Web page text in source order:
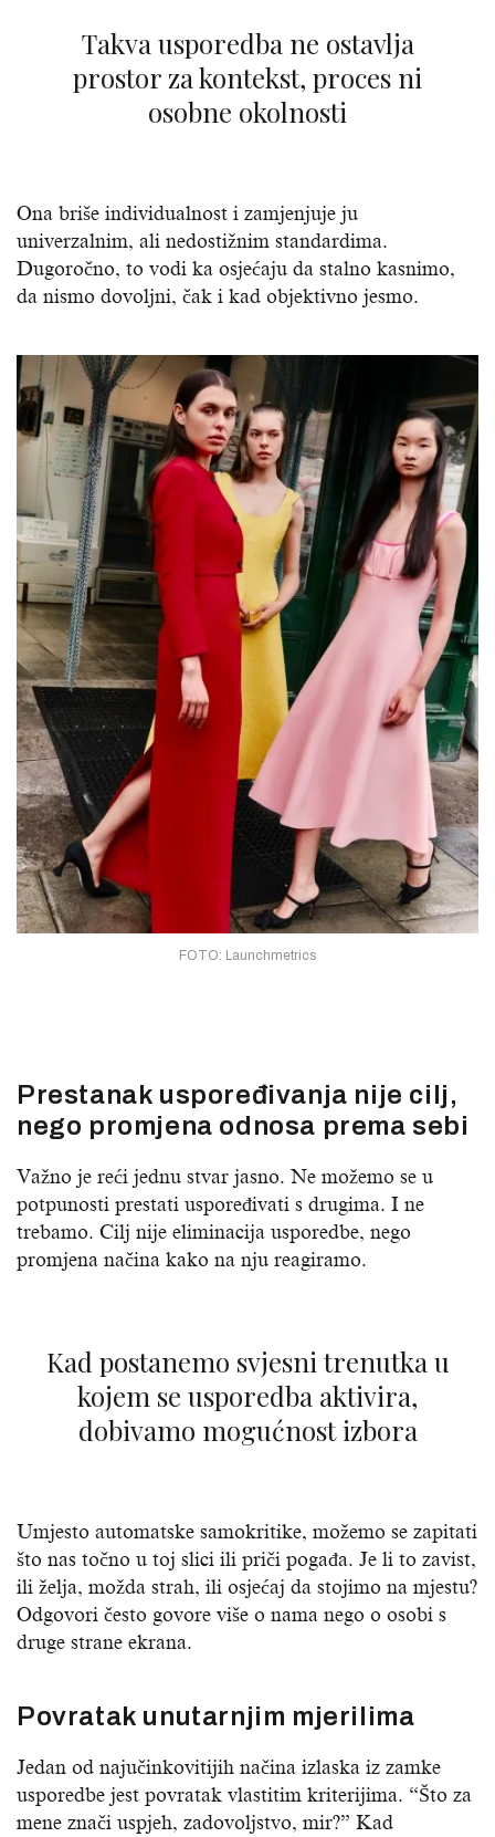
Takva usporedba ne ostavlja
prostor za kontekst, proces ni
osobne okolnosti
Ona briše individualnost i zamjenjuje ju
univerzalnim, ali nedostižnim standardima.
Dugoročno, to vodi ka osjećaju da stalno kasnimo,
da nismo dovoljni, čak i kad objektivno jesmo.
FOTO: Launchmetrics
Prestanak uspoređivanja nije cilj,
nego promjena odnosa prema sebi
Važno je reći jednu stvar jasno. Ne možemo se u
potpunosti prestati uspoređivati s drugima. I ne
trebamo. Cilj nije eliminacija usporedbe, nego
promjena načina kako na nju reagiramo.
Kad postanemo svjesni trenutka u
kojem se usporedba aktivira,
dobivamo mogućnost izbora
Umjesto automatske samokritike, možemo se zapitati
što nas točno u toj slici ili priči pogađa. Je li to zavist,
ili želja, možda strah, ili osjećaj da stojimo na mjestu?
Odgovori često govore više o nama nego o osobi s
druge strane ekrana.
Povratak unutarnjim mjerilima
Jedan od najučinkovitijih načina izlaska iz zamke
usporedbe jest povratak vlastitim kriterijima. “Što za
mene znači uspjeh, zadovoljstvo, mir?” Kad